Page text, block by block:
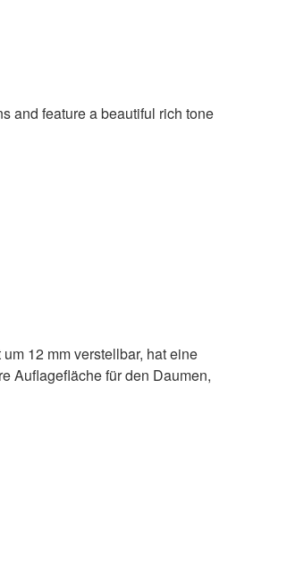
and feature a beautiful rich tone
12 mm verstellbar, hat eine
Auflagefläche für den Daumen,